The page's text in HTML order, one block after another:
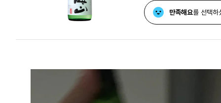
만족해요를 선택하